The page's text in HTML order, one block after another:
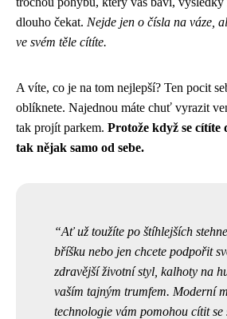
dlouho čekat. Nejde jen o čísla na váze,
ve svém těle cítíte.
A víte, co je na tom nejlepší? Ten pocit
oblíknete. Najednou máte chuť vyrazit
tak projít parkem. Protože když se cítíte
tak nějak samo od sebe.
Ať už toužíte po štíhlejších
bříšku nebo jen chcete podpořit
zdravější životní styl, kalhoty na
vaším tajným trumfem. Moderní
technologie vám pomohou cítit se